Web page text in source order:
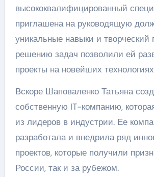
высококвалифицированный
приглашена на руководящую
уникальные навыки и творческий
решению задач позволили ей
проекты на новейших
Вскоре Шаповаленко Татьяна
собственную IT-компанию,
из лидеров в индустрии. Ее
разработала и внедрила ряд
проектов, которые получили
России, так и за рубежом.